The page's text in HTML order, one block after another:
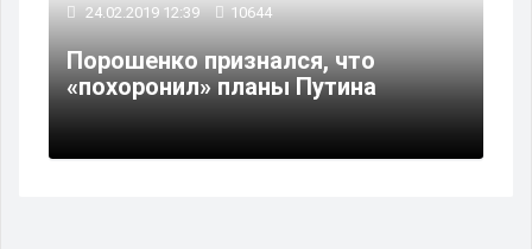
24.02.2019 12:39 10644
Порошенко признался, что
«похоронил» планы Путина